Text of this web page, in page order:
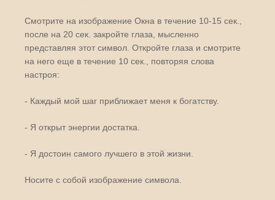
Смотрите на изображение Окна в течение 10-15 сек.,
после на 20 сек. закройте глаза, мысленно
представляя этот символ. Откройте глаза и смотрите
на него еще в течение 10 сек., повторяя слова
настроя:
- Каждый мой шаг приближает меня к богатству.
- Я открыт энергии достатка.
- Я достоин самого лучшего в этой жизни.
Носите с собой изображение символа.